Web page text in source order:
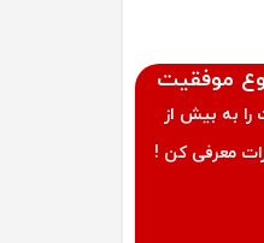
موفقیت
به بیش از